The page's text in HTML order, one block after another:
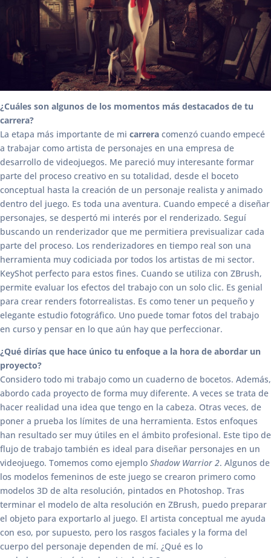
¿Cuáles son algunos de los momentos más destacados de tu
carrera?
La etapa más importante de mi carrera comenzó cuando empecé
a trabajar como artista de personajes en una empresa de
desarrollo de videojuegos. Me pareció muy interesante formar
parte del proceso creativo en su totalidad, desde el boceto
conceptual hasta la creación de un personaje realista y animado
dentro del juego. Es toda una aventura. Cuando empecé a diseñar
personajes, se despertó mi interés por el renderizado. Seguí
buscando un renderizador que me permitiera previsualizar cada
parte del proceso. Los renderizadores en tiempo real son una
herramienta muy codiciada por todos los artistas de mi sector.
KeyShot perfecto para estos fines. Cuando se utiliza con ZBrush,
permite evaluar los efectos del trabajo con un solo clic. Es genial
para crear renders fotorrealistas. Es como tener un pequeño y
elegante estudio fotográfico. Uno puede tomar fotos del trabajo
en curso y pensar en lo que aún hay que perfeccionar.
¿Qué dirías que hace único tu enfoque a la hora de abordar un
proyecto?
Considero todo mi trabajo como un cuaderno de bocetos. Además,
abordo cada proyecto de forma muy diferente. A veces se trata de
hacer realidad una idea que tengo en la cabeza. Otras veces, de
poner a prueba los límites de una herramienta. Estos enfoques
han resultado ser muy útiles en el ámbito profesional. Este tipo de
flujo de trabajo también es ideal para diseñar personajes en un
videojuego. Tomemos como ejemplo Shadow Warrior 2. Algunos de
los modelos femeninos de este juego se crearon primero como
modelos 3D de alta resolución, pintados en Photoshop. Tras
terminar el modelo de alta resolución en ZBrush, puedo preparar
el objeto para exportarlo al juego. El artista conceptual me ayuda
con eso, por supuesto, pero los rasgos faciales y la forma del
cuerpo del personaje dependen de mí. ¿Qué es lo